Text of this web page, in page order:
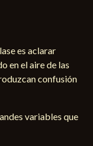
es aclarar
en el aire de las
confusión
variables que